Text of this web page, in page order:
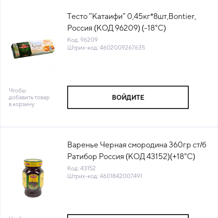
Тесто "Катаифи" 0,45кг*8шт,Bontier,
Россия (КОД 96209) (-18°С)
Код: 96209
Штрих-код: 4602009267635
Чтобы
добавить товар
в корзину
ВОЙДИТЕ
Варенье Черная смородина 360гр ст/б
Ратибор Россия (КОД 43152)(+18°С)
Код: 43152
Штрих-код: 4601842007491